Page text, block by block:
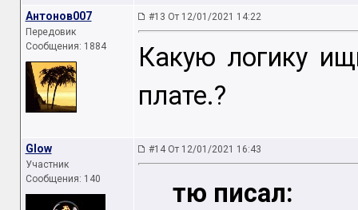
Антонов007
Передовик
Сообщения: 1884
#13 От 12/01/2021 14:22
Какую логику
плате.?
Glow
Участник
Сообщения: 140
#14 От 12/01/2021 16:43
тю писал: